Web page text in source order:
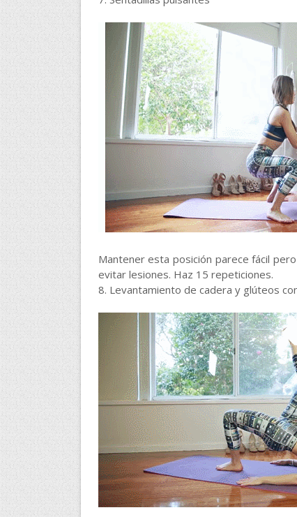
Mantener esta posición parece fácil
evitar lesiones. Haz 15 repeticiones.
8. Levantamiento de cadera y glúteos